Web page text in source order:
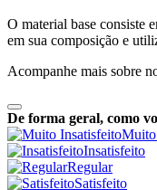
O material base consiste
em sua composição e
Acompanhe mais sobre
De forma geral, como
Insatisfeito
Regular
Satisfeito